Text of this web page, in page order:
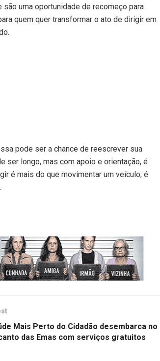
uma oportunidade de recomeço para
quem quer transformar o ato de dirigir em
pode ser a chance de reescrever sua
ser longo, mas com apoio e orientação, é
é mais do que movimentar um veículo; é
Mais Perto do Cidadão desembarca no
das Emas com serviços gratuitos